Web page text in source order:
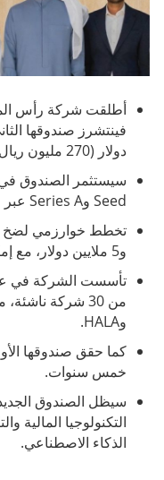
أطلقت شركة رأس
دولار (270 مليون ريال سعودي).
سيستثمر الصندوق
Seed وSeries A عبر منطقة الخليج.
تخطط خوارزمي لضخ
و5 ملايين دولار، مع إمكانية المتابعة في الجولات اللاحقة.
وHALA.
كما حقق صندوقها
خمس سنوات.
سيظل الصندوق
التكنولوجيا المالية
الذكاء الاصطناعي.